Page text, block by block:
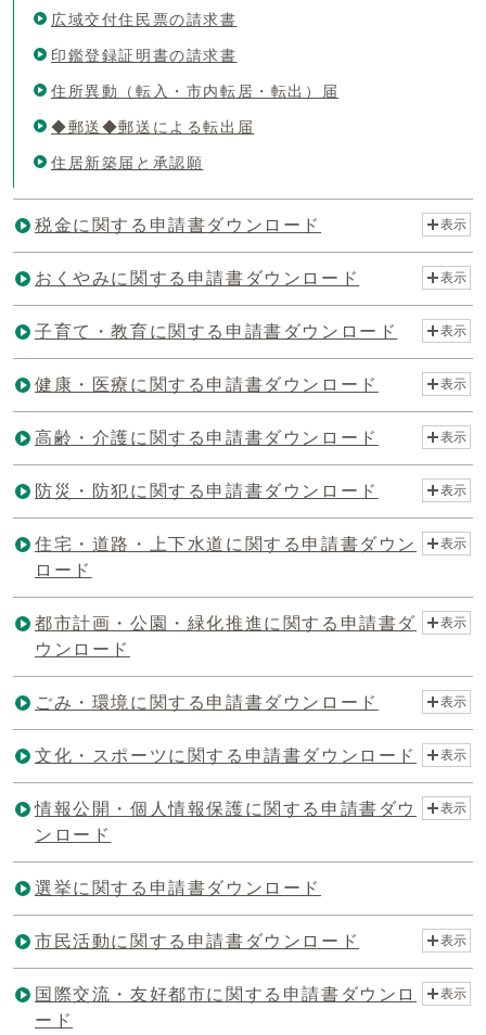
広域交付住民票の請求書
印鑑登録証明書の請求書
住所異動（転入・市内転居・転出）届
◆郵送◆郵送による転出届
住居新築届と承認願
税金に関する申請書ダウンロード 表示
おくやみに関する申請書ダウンロード 表示
子育て・教育に関する申請書ダウンロード 表示
健康・医療に関する申請書ダウンロード 表示
高齢・介護に関する申請書ダウンロード 表示
防災・防犯に関する申請書ダウンロード 表示
住宅・道路・上下水道に関する申請書ダウン
ロード
表示
都市計画・公園・緑化推進に関する申請書ダ
ウンロード
表示
ごみ・環境に関する申請書ダウンロード 表示
文化・スポーツに関する申請書ダウンロード 表示
情報公開・個人情報保護に関する申請書ダウ
ンロード
表示
選挙に関する申請書ダウンロード
市民活動に関する申請書ダウンロード 表示
国際交流・友好都市に関する申請書ダウンロ
ード
表示